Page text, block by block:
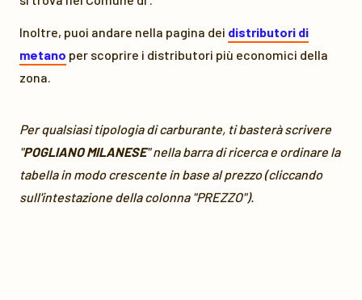
Inoltre, puoi andare nella pagina dei distributori di
metano per scoprire i distributori più economici della
zona.
Per qualsiasi tipologia di carburante, ti basterà scrivere
"POGLIANO MILANESE" nella barra di ricerca e ordinare la
tabella in modo crescente in base al prezzo (cliccando
sull'intestazione della colonna "PREZZO").